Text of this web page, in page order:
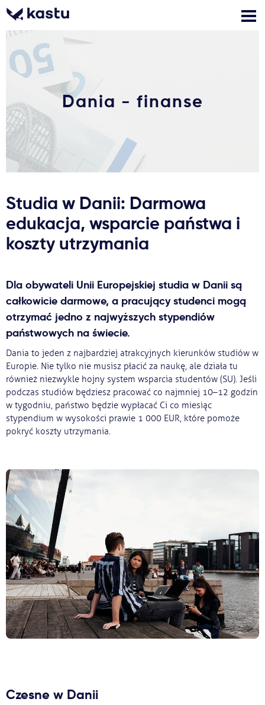
Zaloguj się
1
Powiadomienia
Formularz aplikacyjny
Zadzwoń
Gdzie studiować?
Jak aplikować?
Ważne
Usługi
Dlaczego Kastu?
Aktualności
Dania - finanse
Studia w Danii: Darmowa
edukacja, wsparcie państwa i
koszty utrzymania
Dla obywateli Unii Europejskiej studia w Danii są
całkowicie darmowe, a pracujący studenci mogą
otrzymać jedno z najwyższych stypendiów
państwowych na świecie.
Dania to jeden z najbardziej atrakcyjnych kierunków studiów w
Europie. Nie tylko nie musisz płacić za naukę, ale działa tu
również niezwykle hojny system wsparcia studentów (SU). Jeśli
podczas studiów będziesz pracować co najmniej 10–12 godzin
w tygodniu, państwo będzie wypłacać Ci co miesiąc
stypendium w wysokości prawie 1 000 EUR, które pomoże
pokryć koszty utrzymania.
Czesne w Danii